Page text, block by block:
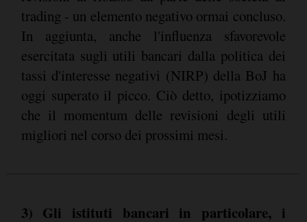
trading - un elemento negativo ormai concluso.
In aggiunta, anche l'influenza sfavorevole
esercitata sugli utili bancari dalla politica dei
tassi d'interesse negativi (NIRP) della BoJ ha
oggi superato il picco. Ciò detto, ipotizziamo
che il momentum delle revisioni degli utili
migliori nel corso dei prossimi mesi.
3) Gli istituti bancari in particolare, i